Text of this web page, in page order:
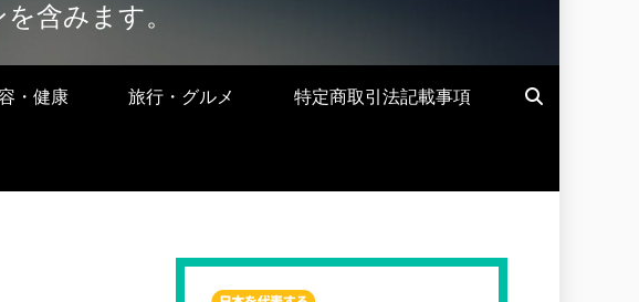
含みます。
・健康 旅行・グルメ 特定商取引法記載事項